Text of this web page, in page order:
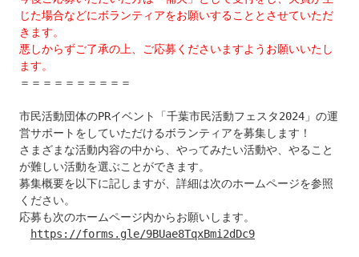
じた場合などにボランティアをお願いすることとさせていただ
きます。
悪しからずご了承の上、ご応募くださいますようお願いいたし
ます。
＝＝＝＝＝＝＝＝＝＝
市民活動団体のPRイベント「千葉市民活動フェスタ2024」の運
営サポートをしていただけるボランティアを募集します！
さまざまな活動内容の中から、やってみたい活動や、やること
が難しい活動を選ぶことができます。
募集概要を以下に記しますが、詳細は次のホームページを参照
ください。
応募も次のホームページ内からお願いします。
https://forms.gle/9BUae8TqxBmi2dDc9